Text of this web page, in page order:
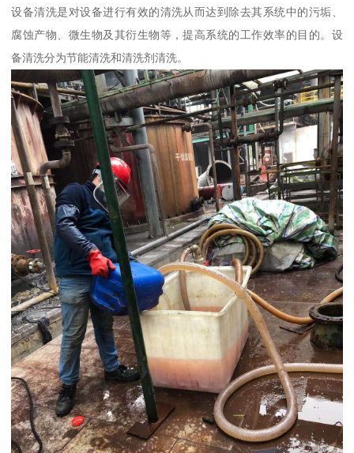
设备清洗是对设备进行有效的清洗从而达到除去其系统中的污垢、
腐蚀产物、微生物及其衍生物等，提高系统的工作效率的目的。设
备清洗分为节能清洗和清洗剂清洗。